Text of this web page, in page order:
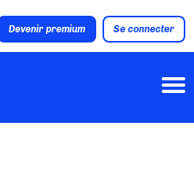
Devenir premium Se connecter